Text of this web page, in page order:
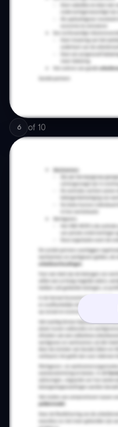
6 of 10